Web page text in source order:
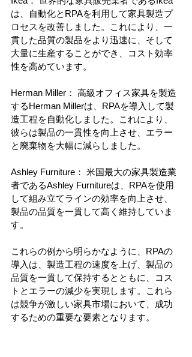
は、自動化とRPAを利用して家具製造プ
ロセスを改善しました。これにより、一
貫した品質の製品をより迅速に、そして
大量に生産することができ、コスト効率
性を高めています。
Herman Miller： 高級オフィス家具を製造
するHerman Millerは、RPAを導入して製
造工程を自動化しました。これにより、
彼らは製品の一貫性を向上させ、エラー
と廃棄物を大幅に減らしました。
Ashley Furniture： 米国最大の家具製造業
者であるAshley Furnitureは、RPAを使用
して組み立てラインの効率を向上させ、
製品の品質を一貫して高く維持していま
す。
これらの例から明らかなように、RPAの
導入は、製造工程の速度を上げ、製品の
品質を一貫して保持するとともに、コス
トとエラーの減少を実現します。これら
は競争が激しい家具市場において、成功
するための重要な要素となります。